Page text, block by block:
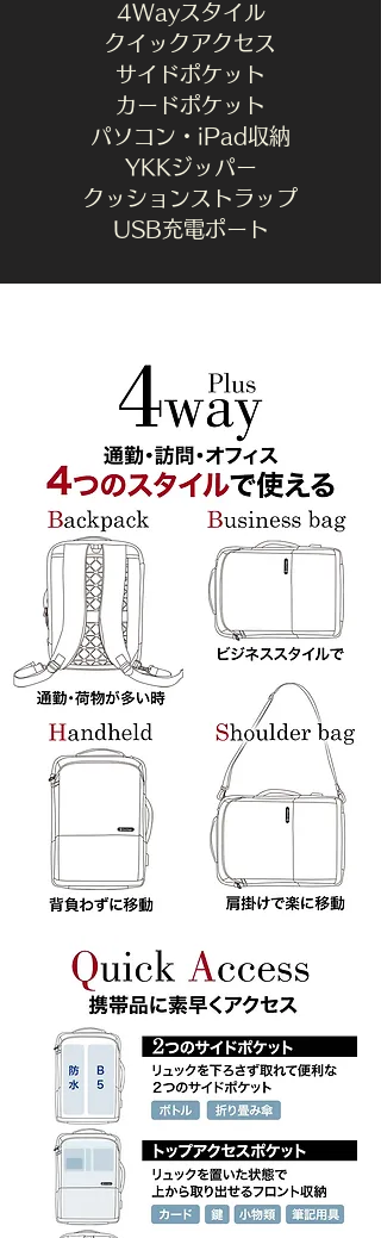
4Wayスタイル
クイックアクセス
サイドポケット
カードポケット
パソコン・iPad収納
YKKジッパー
​クッションストラップ
​USB充電ポート